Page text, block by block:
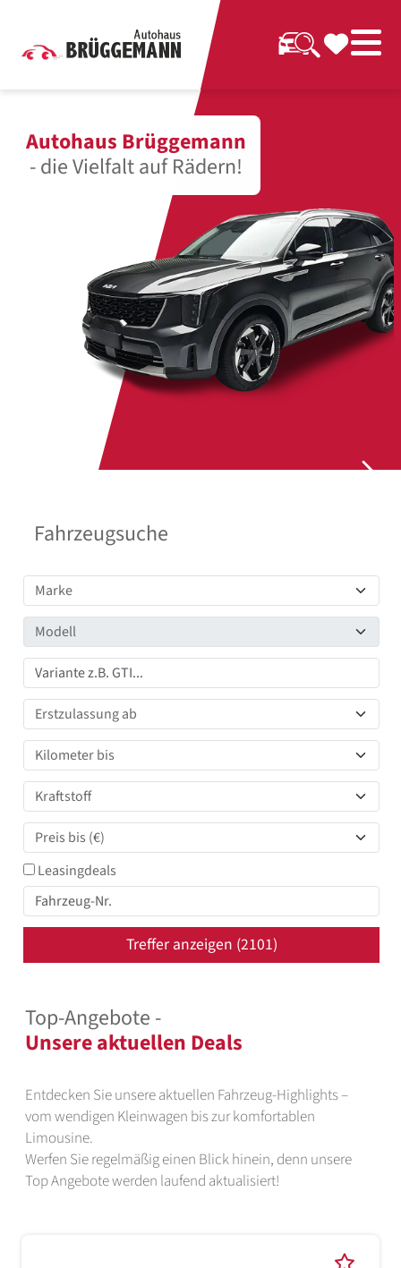
Autohaus Brüggemann
- die Vielfalt auf Rädern!
Fahrzeugsuche
Leasingdeals
Treffer anzeigen (2101)
Top-Angebote -
Unsere aktuellen Deals
Entdecken Sie unsere aktuellen Fahrzeug-Highlights –
vom wendigen Kleinwagen bis zur komfortablen
Limousine.
Werfen Sie regelmäßig einen Blick hinein, denn unsere
Top Angebote werden laufend aktualisiert!